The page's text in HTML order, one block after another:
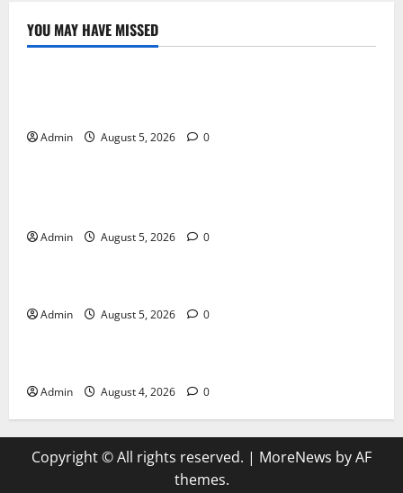
YOU MAY HAVE MISSED
Blog
Admin August 5, 2026 0
Blog
Admin August 5, 2026 0
Blog
Admin August 5, 2026 0
Blog
Admin August 4, 2026 0
Copyright © All rights reserved. | MoreNews by AF
themes.